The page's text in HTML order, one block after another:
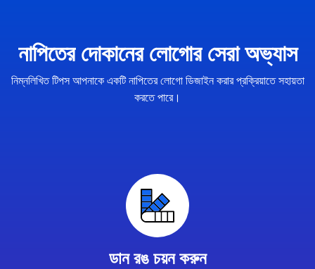
নাপিতের দোকানের লোগোর সেরা অভ্যাস
নিম্নলিখিত টিপস আপনাকে একটি নাপিতের লোগো ডিজাইন করার প্রক্রিয়াতে সহায়তা
করতে পারে।
ডান রঙ চয়ন করুন